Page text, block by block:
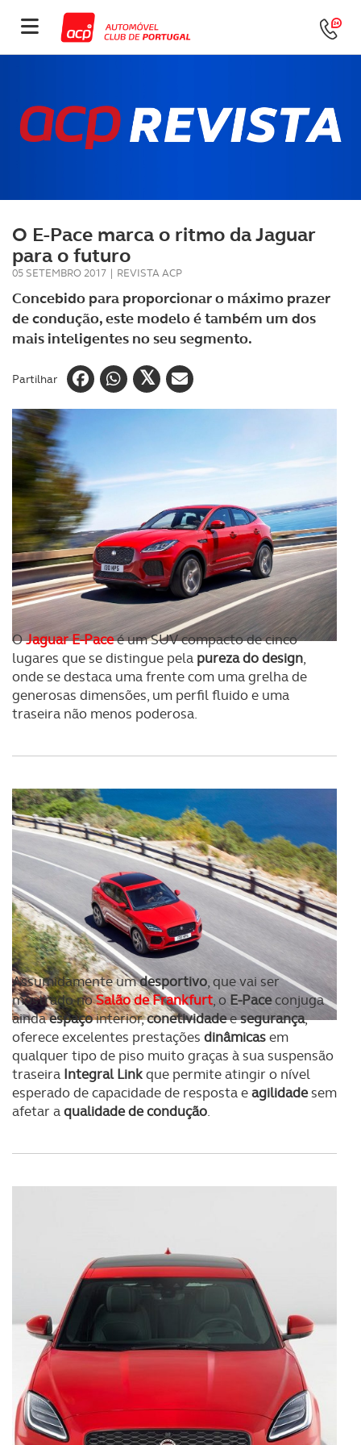
O E-Pace marca o ritmo da Jaguar
para o futuro
05 SETEMBRO 2017 | REVISTA ACP
Concebido para proporcionar o máximo prazer
de condução, este modelo é também um dos
mais inteligentes no seu segmento.
Partilhar
OJaguar E-Paceé um SUV compacto de cinco
lugares que se distingue pela pureza do design,
onde se destaca uma frente com uma grelha de
generosas dimensões, um perfil fluido e uma
traseira não menos poderosa.
Assumidamente umdesportivo, que vai ser
mostrado noSalão de Frankfurt, oE-Paceconjuga
aindaespaçointerior,conetividadeesegurança,
oferece excelentes prestações dinâmicasem
qualquer tipo de piso muito graças à sua suspensão
traseira Integral Linkque permite atingir o nível
esperado de capacidade de resposta eagilidadesem
afetar aqualidade de condução.